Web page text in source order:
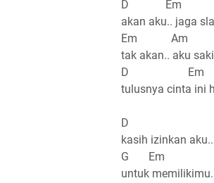
D Em
akan aku.. jaga
Em Am
tak akan.. aku
D Em
tulusnya cinta ini
D
kasih izinkan aku..
G Em
untuk